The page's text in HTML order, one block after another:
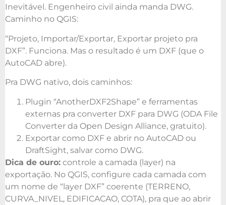
Inevitável. Engenheiro civil ainda manda DWG.
Caminho no QGIS:
“Projeto, Importar/Exportar, Exportar projeto pra
DXF”. Funciona. Mas o resultado é um DXF (que o
AutoCAD abre).
Pra DWG nativo, dois caminhos:
Plugin “AnotherDXF2Shape” e ferramentas
externas pra converter DXF para DWG (ODA File
Converter da Open Design Alliance, gratuito).
Exportar como DXF e abrir no AutoCAD ou
DraftSight, salvar como DWG.
Dica de ouro: controle a camada (layer) na
exportação. No QGIS, configure cada camada com
um nome de “layer DXF” coerente (TERRENO,
CURVA_NIVEL, EDIFICACAO, COTA), pra que ao abrir